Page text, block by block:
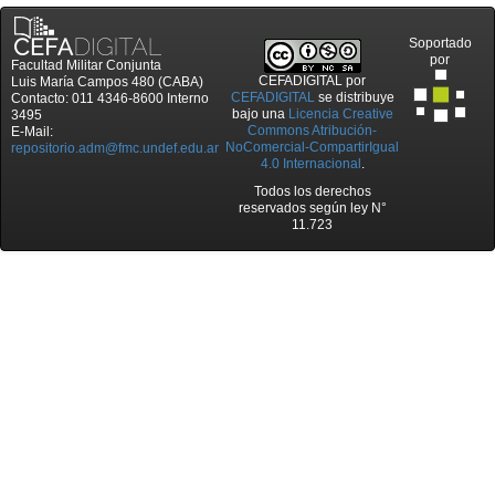
Facultad Militar Conjunta
Luis María Campos 480 (CABA)
Contacto: 011 4346-8600 Interno
3495
E-Mail:
repositorio.adm@fmc.undef.edu.ar
CEFADIGITAL por
CEFADIGITALse distribuye
bajo una Licencia Creative
Commons Atribución-
NoComercial-CompartirIgual
4.0 Internacional .
Todos los derechos
reservados según ley N°
11.723
Soportado
por